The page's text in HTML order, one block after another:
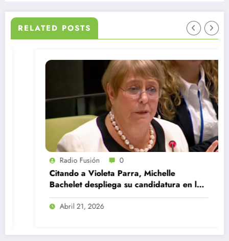
RELATED POSTS
Radio Fusión 0
Citando a Violeta Parra, Michelle
Bachelet despliega su candidatura en la
Abril 21, 2026